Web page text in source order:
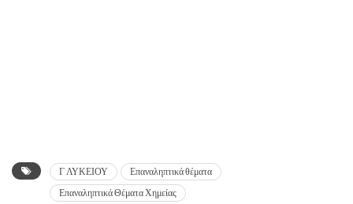
Γ ΛΥΚΕΙΟΥ
Επαναληπτικά θέματα
Επαναληπτικά Θέματα Χημείας